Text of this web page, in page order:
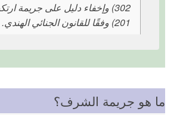
302) وإخفاء دليل على جريمة
201) وفقًا للقانون الجنائي الهندي.
ما هو جريمة الشرف؟